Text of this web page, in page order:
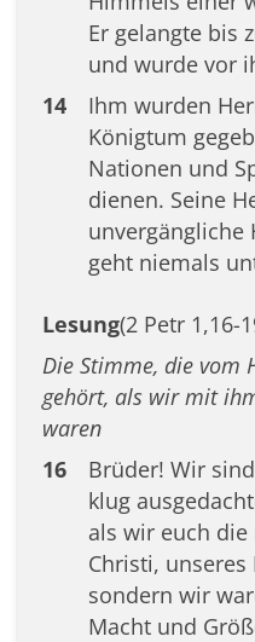
Er gelangte bis
und wurde vor
14
Ihm wurden
Königtum
Nationen und
dienen. Seine
unvergängliche
geht niemals
Lesung(2 Petr 1,16-
Die Stimme, die vom
gehört, als wir mit
waren
16
Brüder! Wir
klug
als wir euch die
Christi,
sondern wir
Macht und